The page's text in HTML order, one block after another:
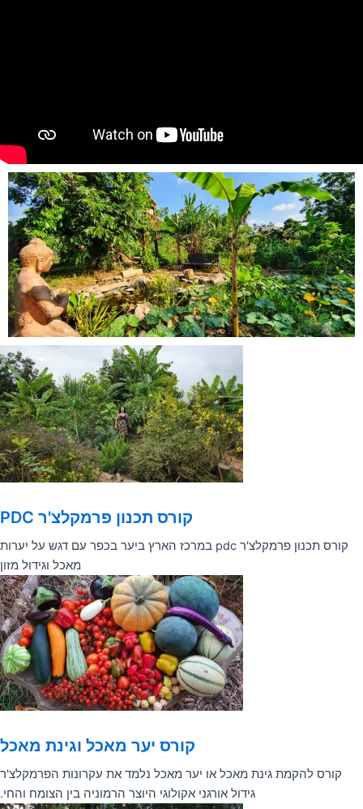
קורס תכנון פרמקלצ'ר PDC
קורס תכנון פרמקלצ'ר pdc במרכז הארץ ביער בכפר עם דגש על יערות
מאכל וגידול מזון
קורס יער מאכל וגינת מאכל
קורס להקמת גינת מאכל או יער מאכל נלמד את עקרונות הפרמקלצ'ר
גידול אורגני אקולוגי היוצר הרמוניה בין הצומח והחי.